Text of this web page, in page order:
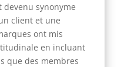
synonyme
client et une
ont mis
en incluant
que des membres